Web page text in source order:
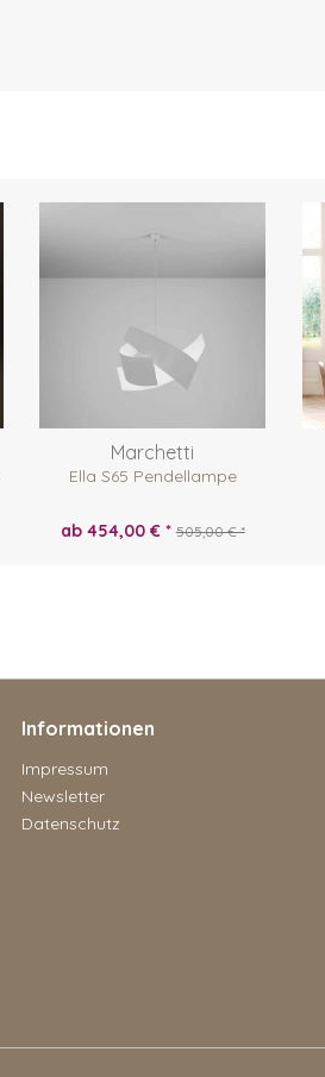
Marchetti
Ella S65 Pendellampe
ab 454,00 € * 505,00 € *
Informationen
Impressum
Newsletter
Datenschutz